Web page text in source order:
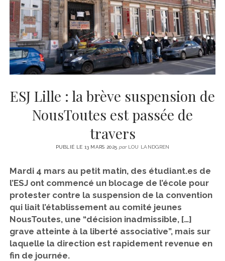
CINÉMA
LITTÉRATURE
ÉCONOMIE
SPORT
MÉDIAS
instagram
emailemail-
form
ESJ Lille : la brève suspension de
NousToutes est passée de
travers
PUBLIÉ LE 13 MARS 2025 parLOU LANDGREN
Mardi 4 mars au petit matin, des étudiant.es de
l’ESJ ont commencé un blocage de l’école pour
protester contre la suspension de la convention
qui liait l’établissement au comité jeunes
NousToutes, une “décision inadmissible, […]
grave atteinte à la liberté associative”, mais sur
laquelle la direction est rapidement revenue en
fin de journée.